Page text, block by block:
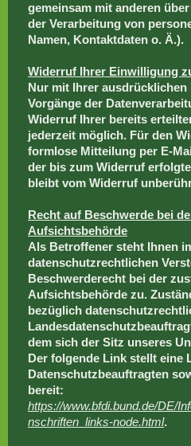
gemeinsam mit anderen
der Verarbeitung von
Namen, Kontaktdaten o. Ä.).
Widerruf Ihrer Einwilligung
Nur mit Ihrer
Vorgänge der
Widerruf Ihrer bereits
jederzeit möglich. Für den
formlose Mitteilung per E-
der bis zum Widerruf
bleibt vom Widerruf
Recht auf Beschwerde bei
Aufsichtsbehörde
Als Betroffener steht Ihnen
datenschutzrechtlichen
Beschwerderecht bei der
Aufsichtsbehörde zu.
bezüglich
dem sich der Sitz unseres
Der folgende Link stellt eine
Datenschutzbeauftragten
bereit:
https://www.bfdi.bund.de/DE/
nschriften_links-node.html.